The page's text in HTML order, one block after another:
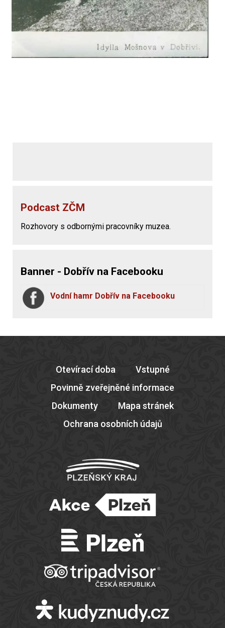
Podcast ZČM
Rozhovory s odbornými pracovníky muzea.
Banner - Dobřív na Facebooku
Vodní hamr Dobřív na Facebooku
Otevírací doba
Vstupné
Povinně zveřejněné informace
Dokumenty
Mapa stránek
Ochrana osobních údajů